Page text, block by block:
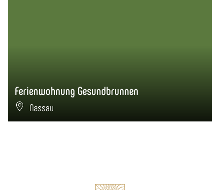
Ferienwohnung Gesundbrunnen
Nassau